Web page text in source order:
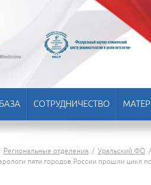
СОТРУДНИЧЕСТВО
Региональные отделения / Уральский ФО /
пяти городов России прошли цикл